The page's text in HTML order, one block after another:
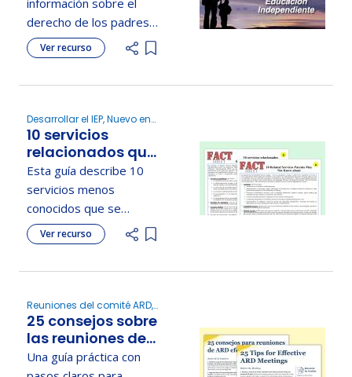
información sobre el
derecho de los padres a
solicitar una evaluación
educativa independiente
Ver recurso
Add item to list
Desarrollar el IEP, Nuevo en
educación especial
10 servicios
relacionados que
los padres
podrian
desconocer
Esta guía describe 10
servicios menos
conocidos que se
pueden incluir en el IEP
de un niño para apoyar
Ver recurso
Add item to list
Reuniones del comité ARD,
Comprender los derechos
de los padres, Nuevo en
educación especial, Nuevo
en Texas
25 consejos sobre
las reuniones de
IEP efectivas
Una guía práctica con